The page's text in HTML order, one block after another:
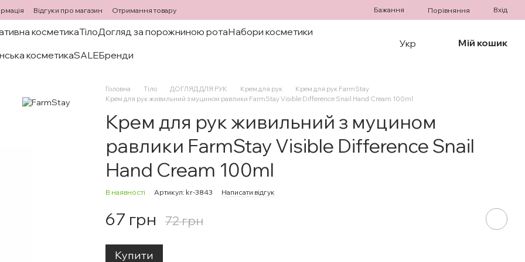
Відгуки про магазин Отримання товару Бажання Порівняння Вхід
косметикаТілоДогляд за порожниною ротаНабори косметики
косметикаSALEБренди
Укр Мій кошик
Головна Тіло ДОГЛЯД ДЛЯ РУК Крем для рук
Крем для рук FarmStay
Крем для рук живильний з муцином равлики FarmStay Visible Difference Snail Hand Cream 100ml
Крем для рук живильний з муцином
равлики FarmStay Visible Difference Snail
Hand Cream 100ml
В наявності Артикул: kr-3843 Написати відгук
67 грн 72 грн
Купити